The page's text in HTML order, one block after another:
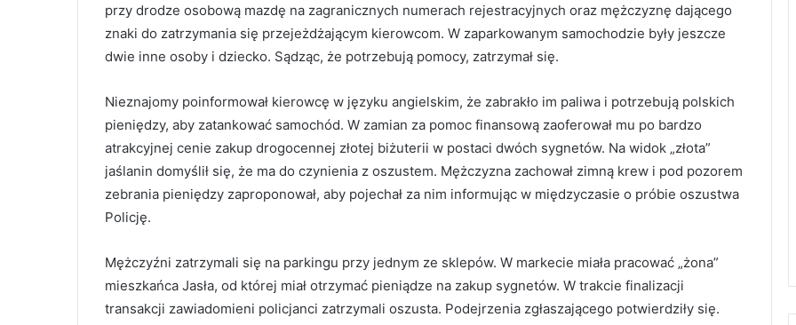
przy drodze osobową mazdę na zagranicznych numerach rejestracyjnych oraz mężczyznę dającego
znaki do zatrzymania się przejeżdżającym kierowcom. W zaparkowanym samochodzie były jeszcze
dwie inne osoby i dziecko. Sądząc, że potrzebują pomocy, zatrzymał się.
Nieznajomy poinformował kierowcę w języku angielskim, że zabrakło im paliwa i potrzebują polskich
pieniędzy, aby zatankować samochód. W zamian za pomoc finansową zaoferował mu po bardzo
atrakcyjnej cenie zakup drogocennej złotej biżuterii w postaci dwóch sygnetów. Na widok „złota”
jaślanin domyślił się, że ma do czynienia z oszustem. Mężczyzna zachował zimną krew i pod pozorem
zebrania pieniędzy zaproponował, aby pojechał za nim informując w międzyczasie o próbie oszustwa
Policję.
Mężczyźni zatrzymali się na parkingu przy jednym ze sklepów. W markecie miała pracować „żona”
mieszkańca Jasła, od której miał otrzymać pieniądze na zakup sygnetów. W trakcie finalizacji
transakcji zawiadomieni policjanci zatrzymali oszusta. Podejrzenia zgłaszającego potwierdziły się.